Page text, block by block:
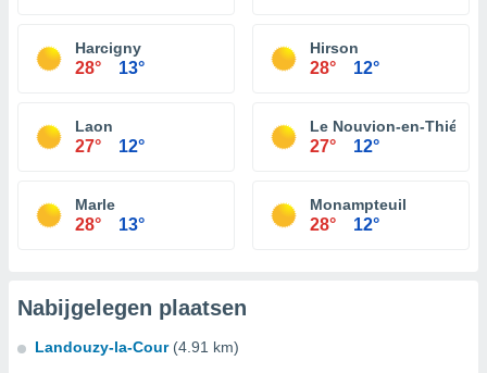
Harcigny
28° 13°
Hirson
28° 12°
Laon
27° 12°
Le Nouvion-en-
27° 12°
Marle
28° 13°
Monampteuil
28° 12°
Nabijgelegen plaatsen
Landouzy-la-Cour (4.91 km)